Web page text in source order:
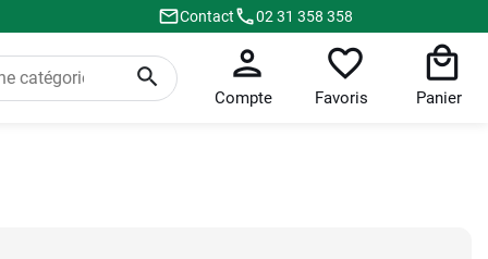
Contact 02 31 358 358
Compte Favoris Panier